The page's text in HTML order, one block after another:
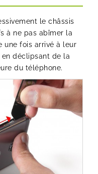
le châssis
à ne pas abîmer la
une fois arrivé à leur
en déclipsant de la
du téléphone.